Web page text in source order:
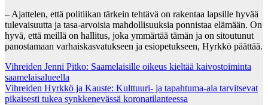
– Ajattelen, että politiikan tärkein tehtävä on rakentaa lapsille hyvää
tulevaisuutta ja tasa-arvoisia mahdollisuuksia ponnistaa elämään. On
hyvä, että meillä on hallitus, joka ymmärtää tämän ja on sitoutunut
panostamaan varhaiskasvatukseen ja esiopetukseen, Hyrkkö päättää.
Post
navigation
Vihreiden Jenni Pitko: Saamelaisille oikeus kieltää kaivostoiminta
saamelaisalueella
Vihreiden Hyrkkö ja Kauste: Kulttuuri- ja tapahtuma-ala tarvitsevat
pikaisesti tukea synkkenevässä koronatilanteessa